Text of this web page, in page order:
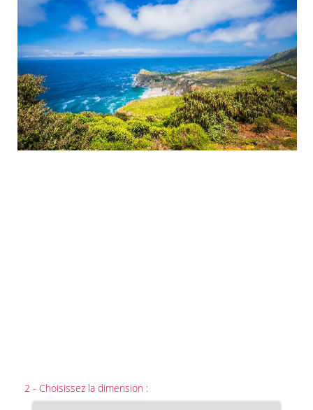
2 - Choisissez la dimension :